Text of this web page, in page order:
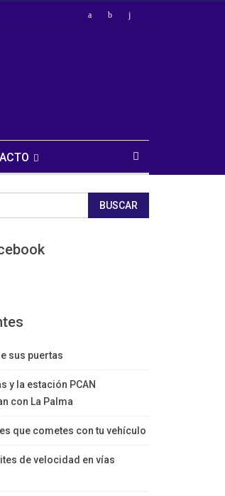
sus puertas
y la estación PCAN
con La Palma
que cometes con tu vehículo
de velocidad en vías